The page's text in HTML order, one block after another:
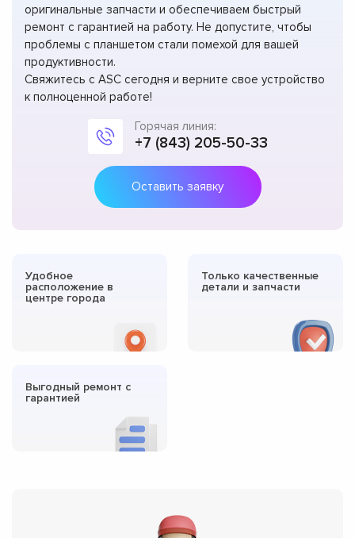
оригинальные запчасти и обеспечиваем быстрый
ремонт с гарантией на работу. Не допустите, чтобы
проблемы с планшетом стали помехой для вашей
продуктивности.
Свяжитесь с ASC сегодня и верните свое устройство
к полноценной работе!
Горячая линия:
+7 (843) 205-50-33
Оставить заявку
Удобное
расположение в
центре города
Только качественные
детали и запчасти
Выгодный ремонт с
гарантией